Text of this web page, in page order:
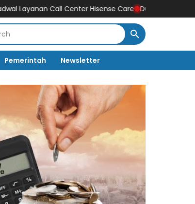
Center Hisense Care Dukung Gaya Hidup Masyarakat
Pemerintah Newsletter